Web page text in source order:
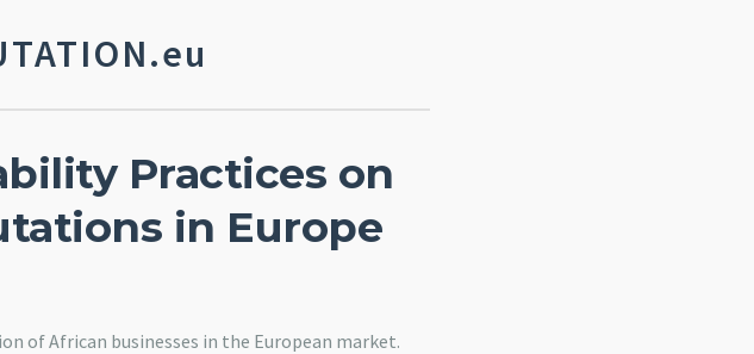
Practices on
in Europe
of African businesses in the European market.